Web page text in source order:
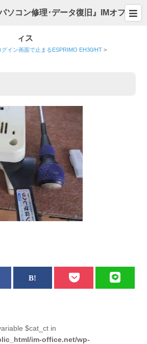
ソコン修理･データ復旧』IMオフ
ィス
グイン画面で止まるESPRIMO EH30/HT >
$cat_ct in
im-office.net/wp-